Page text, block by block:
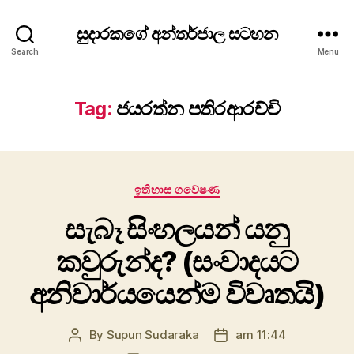
Search
සුදාරකගේ අන්තර්ජාල සටහන
Menu
Tag: ජයරත්න පතිරආරච්චි
Categories
ඉතිහාස ගවේෂණ
සැබෑ සිංහලයන් යනු
කවුරුන්ද? (සංවාදයට
අනිවාර්යයෙන්ම විවෘතයි)
Post
By Supun Sudaraka
Postam 11:44